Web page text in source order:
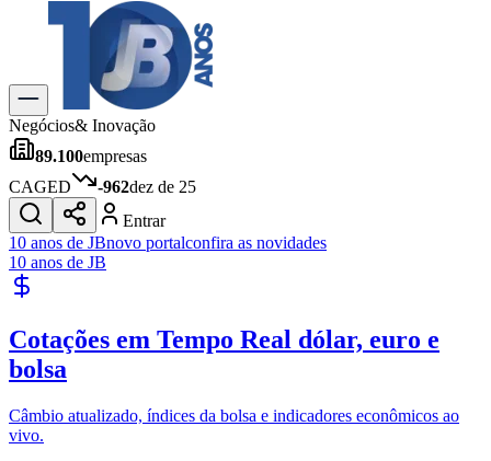
Explore Tudo
Últimas Notícias
Previsão do Tempo
Trânsito e Rotas
Dia a Dia & Lazer
Gastronomia
Cinema & Shows
JogosNovo
Para Sua Empresa
Publicidade Legal
Política
Esportes
Negócios& Inovação
89.100empresas
CAGED
-962dez de 25
Entrar
10 anos de JBnovo portalconfira as novidades
10 anos de JB
Cotações em Tempo Real dólar, euro e
bolsa
Câmbio atualizado, índices da bolsa e indicadores econômicos ao
vivo.